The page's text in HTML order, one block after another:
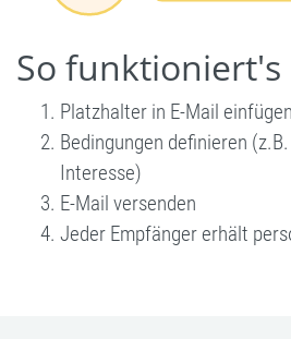
So funktioniert's
Platzhalter in E-Mail
Bedingungen definieren
Interesse)
E-Mail versenden
Jeder Empfänger erhält